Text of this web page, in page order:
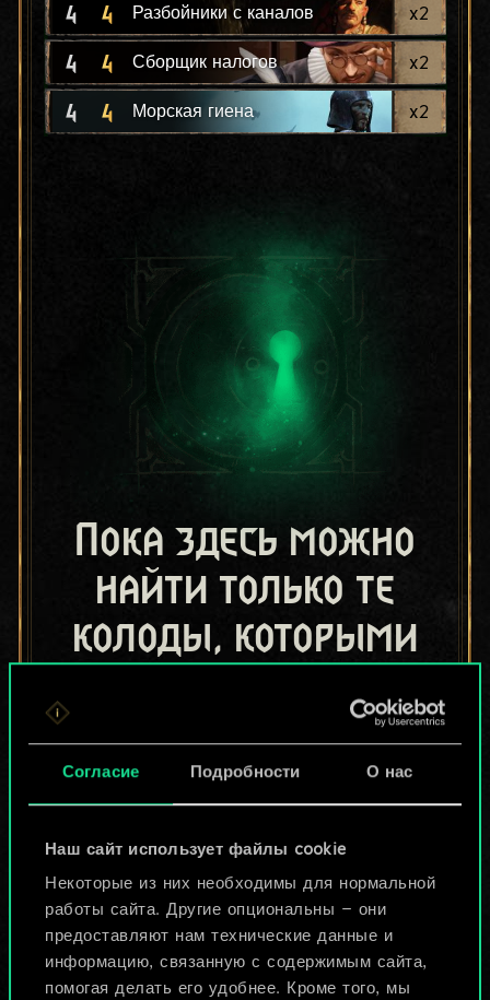
Согласие Подробности О нас
Наш сайт использует файлы cookie
Некоторые из них необходимы для нормальной
работы сайта. Другие опциональны — они
предоставляют нам технические данные и
информацию, связанную с содержимым сайта,
помогая делать его удобнее. Кроме того, мы
4 4 Разбойники с каналов x2
4 4 Сборщик налогов x2
4 4 Морская гиена x2
Пока здесь можно
найти только те
колоды, которыми
игроки.
Но их может быть
Назвать колоду и описать её
Изменить колоду